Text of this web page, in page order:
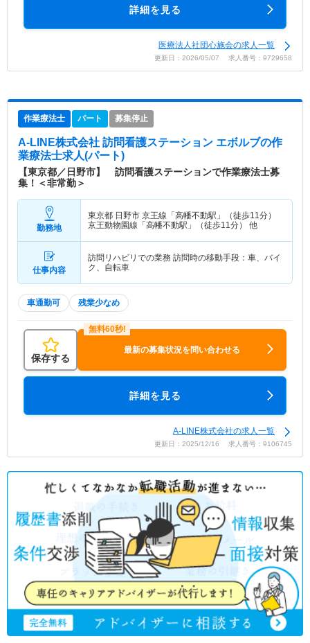
詳細を見る
医療法人社団心施会の求人一覧
更新日：2026/05/07 求人番号：9729658
作業療法士 パート 募集停止
A-LINE株式会社 訪問看護ステーション エボルブの作
業療法士求人(パート)
【東京都／日野市】 訪問看護ステーションで作業療法士募
集！＜非常勤＞
勤務地
東京都 日野市 京王線「高幡不動駅」（徒歩11分）
京王動物園線「高幡不動駅」（徒歩11分） 他
仕事内容
訪問リハビリでの業務 訪問時の移動手段：車、バイ
ク、自転車
車通勤可 残業少なめ
保存する
最新の募集状況を問い合わせる
詳細を見る
A-LINE株式会社の求人一覧
更新日：2025/12/16 求人番号：9106745